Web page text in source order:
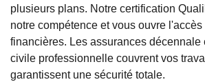
plusieurs plans. Notre certification
notre compétence et vous ouvre
financières. Les assurances décennale
civile professionnelle couvrent vos
garantissent une sécurité totale.